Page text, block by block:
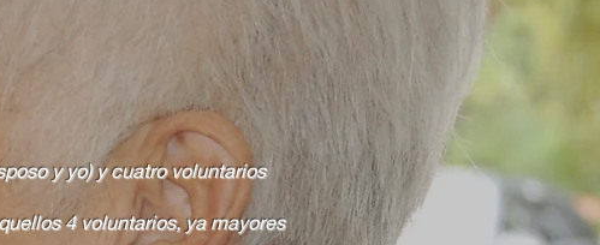
y yo) y cuatro voluntarios
4 voluntarios, ya mayores